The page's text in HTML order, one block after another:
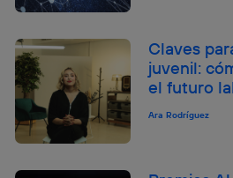
Claves
juvenil:
el futuro
Ara Rodríguez